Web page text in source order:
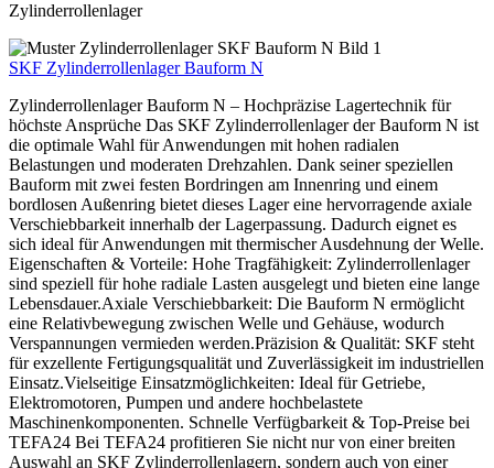
Zylinderrollenlager
SKF Zylinderrollenlager Bauform N
Zylinderrollenlager Bauform N – Hochpräzise Lagertechnik für
höchste Ansprüche Das SKF Zylinderrollenlager der Bauform N ist
die optimale Wahl für Anwendungen mit hohen radialen
Belastungen und moderaten Drehzahlen. Dank seiner speziellen
Bauform mit zwei festen Bordringen am Innenring und einem
bordlosen Außenring bietet dieses Lager eine hervorragende axiale
Verschiebbarkeit innerhalb der Lagerpassung. Dadurch eignet es
sich ideal für Anwendungen mit thermischer Ausdehnung der Welle.
Eigenschaften & Vorteile: Hohe Tragfähigkeit: Zylinderrollenlager
sind speziell für hohe radiale Lasten ausgelegt und bieten eine lange
Lebensdauer.Axiale Verschiebbarkeit: Die Bauform N ermöglicht
eine Relativbewegung zwischen Welle und Gehäuse, wodurch
Verspannungen vermieden werden.Präzision & Qualität: SKF steht
für exzellente Fertigungsqualität und Zuverlässigkeit im industriellen
Einsatz.Vielseitige Einsatzmöglichkeiten: Ideal für Getriebe,
Elektromotoren, Pumpen und andere hochbelastete
Maschinenkomponenten. Schnelle Verfügbarkeit & Top-Preise bei
TEFA24 Bei TEFA24 profitieren Sie nicht nur von einer breiten
Auswahl an SKF Zylinderrollenlagern, sondern auch von einer